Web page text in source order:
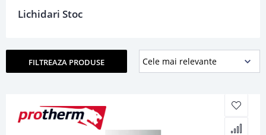
Lichidari Stoc
FILTREAZA PRODUSE